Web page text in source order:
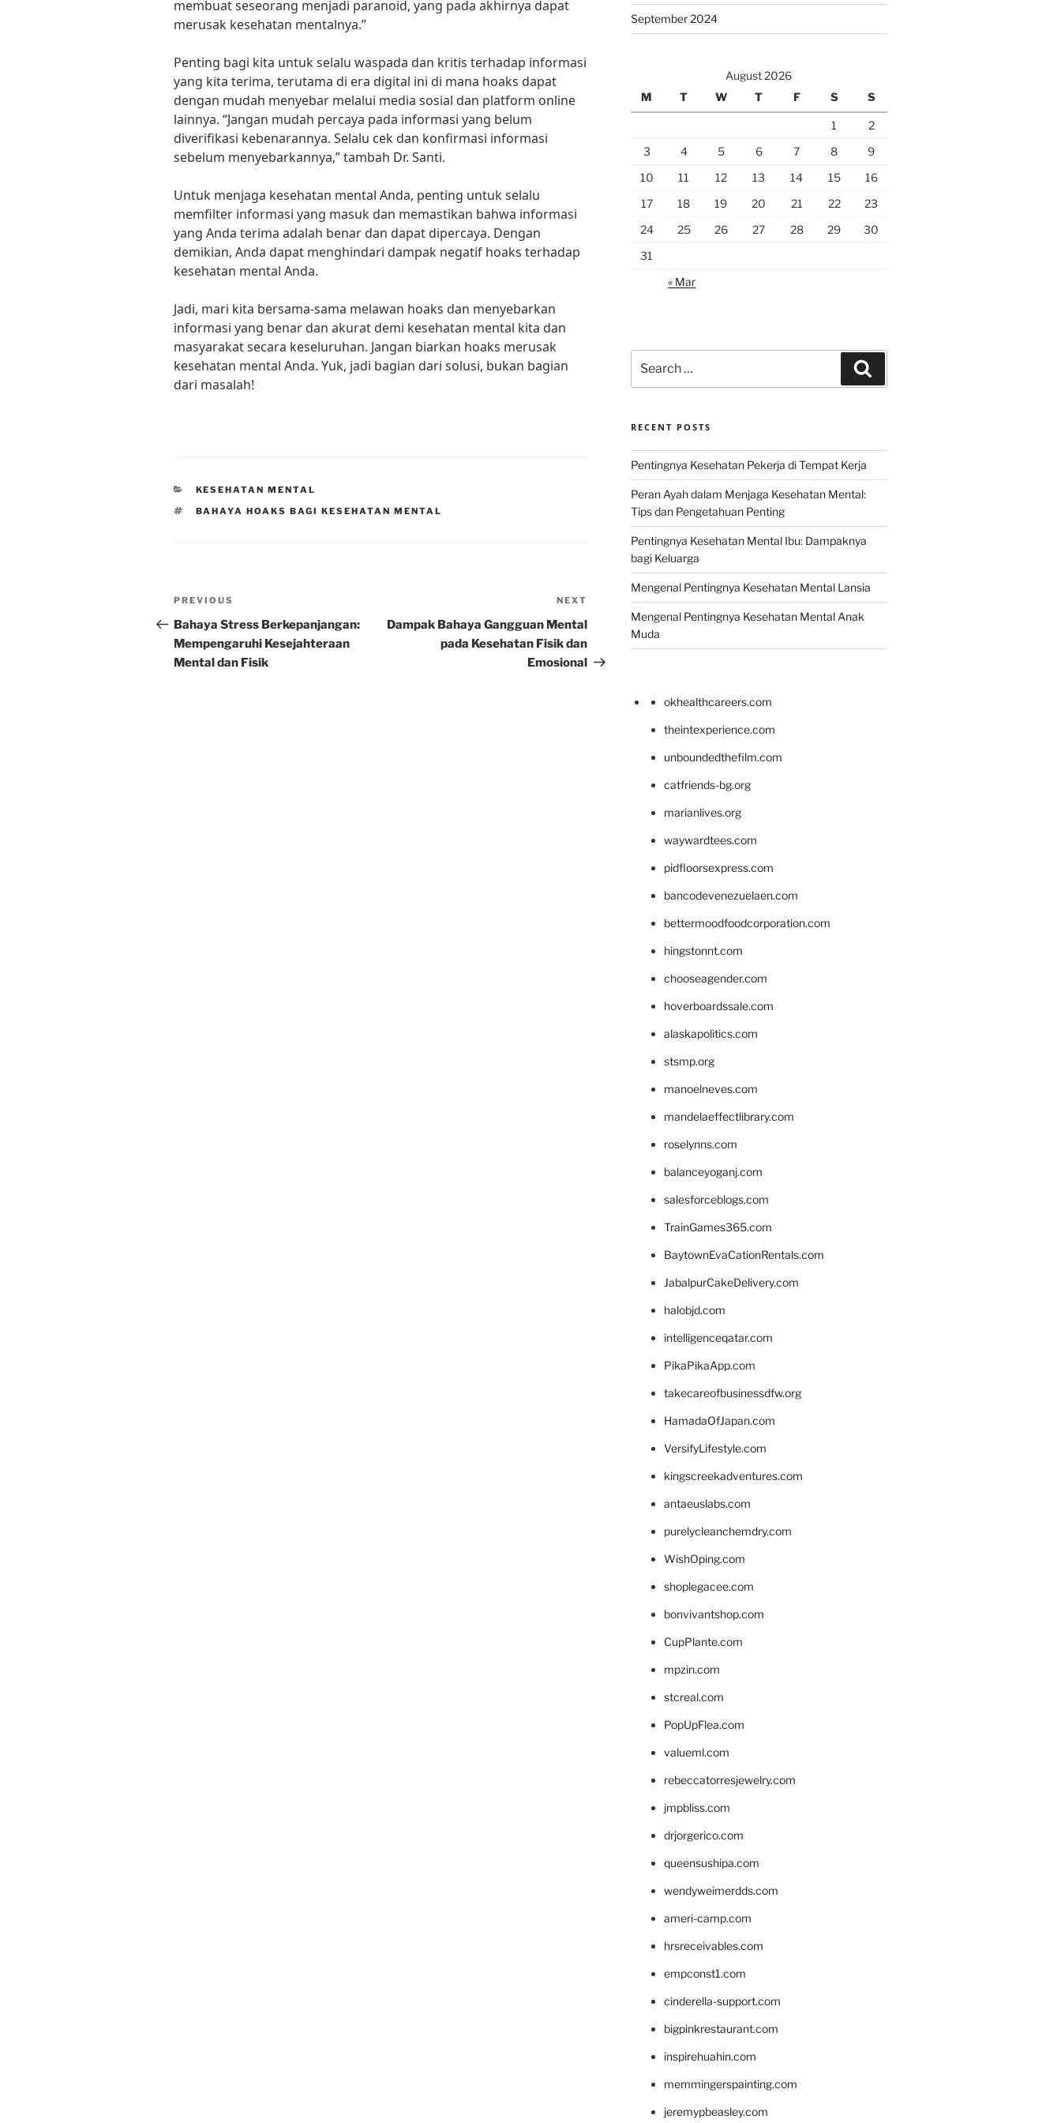
membuat seseorang menjadi paranoid, yang pada akhirnya dapat
merusak kesehatan mentalnya.”
Penting bagi kita untuk selalu waspada dan kritis terhadap informasi
yang kita terima, terutama di era digital ini di mana hoaks dapat
dengan mudah menyebar melalui media sosial dan platform online
lainnya. “Jangan mudah percaya pada informasi yang belum
diverifikasi kebenarannya. Selalu cek dan konfirmasi informasi
sebelum menyebarkannya,” tambah Dr. Santi.
Untuk menjaga kesehatan mental Anda, penting untuk selalu
memfilter informasi yang masuk dan memastikan bahwa informasi
yang Anda terima adalah benar dan dapat dipercaya. Dengan
demikian, Anda dapat menghindari dampak negatif hoaks terhadap
kesehatan mental Anda.
Jadi, mari kita bersama-sama melawan hoaks dan menyebarkan
informasi yang benar dan akurat demi kesehatan mental kita dan
masyarakat secara keseluruhan. Jangan biarkan hoaks merusak
kesehatan mental Anda. Yuk, jadi bagian dari solusi, bukan bagian
dari masalah!
CATEGORIES
KESEHATAN MENTAL
TAGS
BAHAYA HOAKS BAGI KESEHATAN MENTAL
Post
navigation
Previous
Post
PREVIOUS
Bahaya Stress Berkepanjangan:
Mempengaruhi Kesejahteraan
Mental dan Fisik
Post
NEXT
Dampak Bahaya Gangguan Mental
pada Kesehatan Fisik dan
Emosional
September 2024
August 2026
M
T W T F S S
1
2
3
4 5 6 7 8
9
10
11 12 13 14 15
16
17
18 19 20 21 22
23
24
25 26 27 28 29
30
31
« Mar
for:
RECENT POSTS
Pentingnya Kesehatan Pekerja di Tempat Kerja
Peran Ayah dalam Menjaga Kesehatan Mental:
Tips dan Pengetahuan Penting
Pentingnya Kesehatan Mental Ibu: Dampaknya
bagi Keluarga
Mengenal Pentingnya Kesehatan Mental Lansia
Mengenal Pentingnya Kesehatan Mental Anak
Muda
okhealthcareers.com
theintexperience.com
unboundedthefilm.com
catfriends-bg.org
marianlives.org
waywardtees.com
pidfloorsexpress.com
bancodevenezuelaen.com
bettermoodfoodcorporation.com
hingstonnt.com
chooseagender.com
hoverboardssale.com
alaskapolitics.com
stsmp.org
manoelneves.com
mandelaeffectlibrary.com
roselynns.com
balanceyoganj.com
salesforceblogs.com
TrainGames365.com
BaytownEvaCationRentals.com
JabalpurCakeDelivery.com
halobjd.com
intelligenceqatar.com
PikaPikaApp.com
takecareofbusinessdfw.org
HamadaOfJapan.com
VersifyLifestyle.com
kingscreekadventures.com
antaeuslabs.com
purelycleanchemdry.com
WishOping.com
shoplegacee.com
bonvivantshop.com
CupPlante.com
mpzin.com
stcreal.com
PopUpFlea.com
valueml.com
rebeccatorresjewelry.com
jmpbliss.com
drjorgerico.com
queensushipa.com
wendyweimerdds.com
ameri-camp.com
hrsreceivables.com
empconst1.com
cinderella-support.com
bigpinkrestaurant.com
inspirehuahin.com
memmingerspainting.com
jeremypbeasley.com